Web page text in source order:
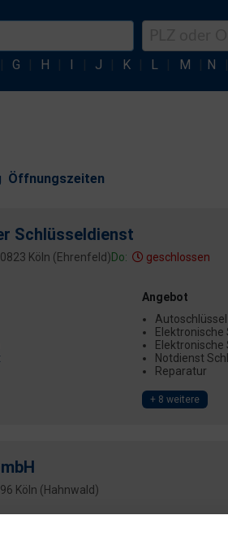
G H I J K L M N
Öffnungszeiten
Schlüsseldienst
Köln (Ehrenfeld)Do: geschlossen
Angebot
Autoschlüssel
Notdienst
Reparatur
+ 8 weitere
Köln (Hahnwald)